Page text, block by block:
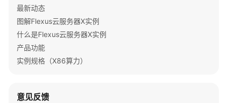
API
参
考
常
见
最新动态
图解Flexus云服务器X实例
什么是Flexus云服务器X实例
产品功能
实例规格（X86算力）
意见反馈